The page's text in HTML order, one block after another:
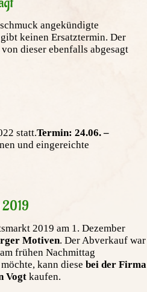
angekündigte
keinen Ersatztermin. Der
dieser ebenfalls abgesagt
statt.Termin: 24.06. –
und eingereichte
2019 am 1. Dezember
Motiven. Der Abverkauf war
frühen Nachmittag
kann diese bei der Firma
Vogt kaufen.